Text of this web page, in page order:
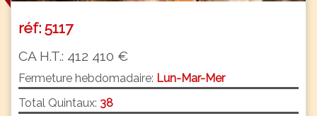
réf: 5117
CA H.T.: 412 410 €
Fermeture hebdomadaire: Lun-Mar-Mer
Total Quintaux: 38